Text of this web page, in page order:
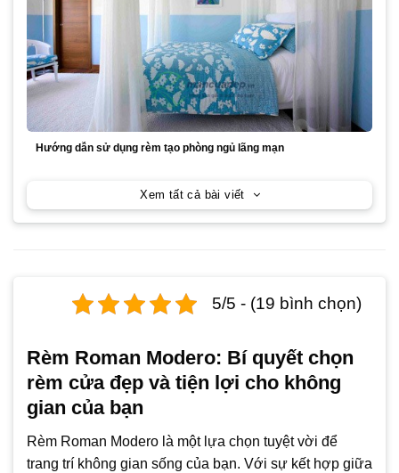
5/5 - (19 bình chọn)
Rèm Roman Modero: Bí quyết chọn
rèm cửa đẹp và tiện lợi cho không
gian của bạn
Rèm Roman Modero là một lựa chọn tuyệt vời để
trang trí không gian sống của bạn. Với sự kết hợp giữa
Hướng dẫn sử dụng rèm tạo phòng ngủ lãng mạn
Xem tất cả bài viết